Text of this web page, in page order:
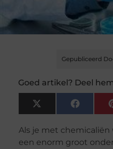
Gepubliceerd
Goed artikel? Deel
X
(Twitter)
Als je met
een enorm groot